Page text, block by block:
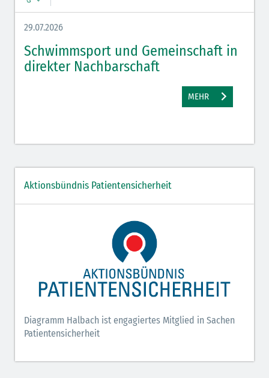
29.07.2026
Schwimmsport und Gemeinschaft in
direkter Nachbarschaft
MEHR
Aktionsbündnis Patientensicherheit
Diagramm Halbach ist engagiertes Mitglied in Sachen
Patientensicherheit